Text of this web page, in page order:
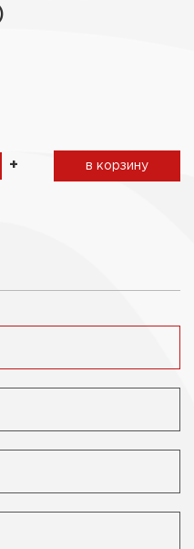
+ в корзину